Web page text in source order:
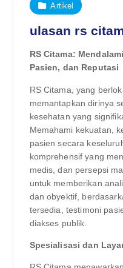
Artikel
ulasan rs
RS Citama:
Pasien, dan Reputasi
RS Citama, yang
memantapkan dirinya
kesehatan yang
Memahami kekuatan,
pasien secara
komprehensif yang
medis, dan persepsi
untuk memberikan
dan obyektif,
tersedia, testimoni
diakses publik.
Spesialisasi dan